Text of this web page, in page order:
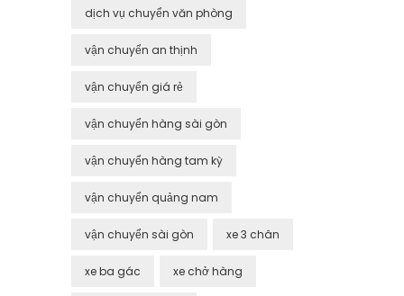
dịch vụ chuyển văn phòng
vận chuyển an thịnh
vận chuyển giá rẻ
vận chuyển hàng sài gòn
vận chuyển hàng tam kỳ
vận chuyển quảng nam
vận chuyển sài gòn xe 3 chân
xe ba gác xe chở hàng